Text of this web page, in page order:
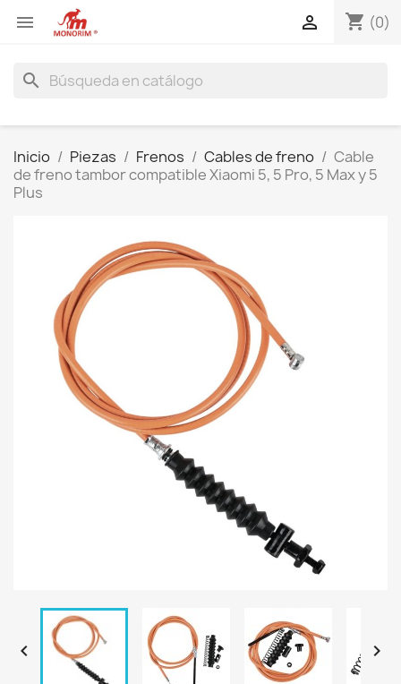
 shopping_cart (0)

search
Inicio Piezas Frenos Cables de freno
Cable
de freno tambor compatible Xiaomi 5, 5 Pro, 5 Max y 5
Plus
 